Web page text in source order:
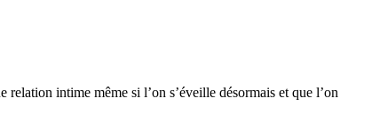
intime même si l’on s’éveille désormais et que l’on